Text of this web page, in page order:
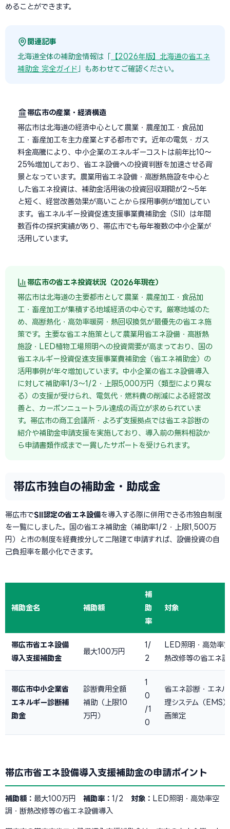
めることができます。
関連記事
北海道全体の補助金情報は「
【2026年版】北海道の省エネ
補助金 完全ガイド 」もあわせてご確認ください。
帯広市の産業・経済構造
帯広市は北海道の経済中心として農業・農産加工・食品加
工・畜産加工を主力産業とする都市です。近年の電気・ガス
料金高騰により、中小企業のエネルギーコストは前年比10〜
25%増加しており、省エネ設備への投資判断を加速させる背
景となっています。農業用省エネ設備・高断熱施設を中心と
した省エネ投資は、補助金活用後の投資回収期間が2〜5年
と短く、経営改善効果が高いことから採用事例が増加してい
ます。省エネルギー投資促進支援事業費補助金（SII）は年間
数百件の採択実績があり、帯広市でも毎年複数の中小企業が
活用しています。
帯広市の省エネ投資状況（2026年現在）
帯広市は北海道の主要都市として農業・農産加工・食品加
工・畜産加工が集積する地域経済の中心です。厳寒地域のた
め、高断熱化・高効率暖房・熱回収換気が最優先の省エネ施
策です。主要な省エネ施策として農業用省エネ設備・高断熱
施設・LED植物工場照明への投資需要が高まっており、国の
省エネルギー投資促進支援事業費補助金（省エネ補助金）の
活用事例が年々増加しています。中小企業の省エネ設備導入
に対して補助率1/3〜1/2・上限5,000万円（類型により異な
る）の支援が受けられ、電気代・燃料費の削減による経営改
善と、カーボンニュートラル達成の両立が求められていま
す。帯広市の商工会議所・よろず支援拠点では省エネ診断の
紹介や補助金申請支援を実施しており、導入前の無料相談か
ら申請書類作成まで一貫したサポートを受けられます。
帯広市独自の補助金・助成金
帯広市でSII認定の省エネ設備を導入する際に併用できる市独自制度
を一覧にしました。国の省エネ補助金（補助率1/2・上限1,500万
円）と市の制度を経費按分して二階建て申請すれば、設備投資の自
己負担率を最小化できます。
補助金名 補助額
補
助
率
対象
帯広市省エネ設備
導入支援補助金
最大100万円
1/
2
LED照明・高効率
熱改修等の省エネ
帯広市中小企業省
エネルギー診断補
助金
診断費用全額
補助（上限10
万円）
1
0
/1
0
省エネ診断・エネ
理システム（EMS
画策定
帯広市省エネ設備導入支援補助金の申請ポイント
補助額： 最大100万円 補助率： 1/2 対象： LED照明・高効率空
調・断熱改修等の省エネ設備導入